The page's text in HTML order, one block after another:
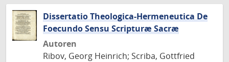
Dissertatio Theologica-Hermeneutica De
Foecundo Sensu Scripturæ Sacræ
Autoren
Ribov, Georg Heinrich; Scriba, Gottfried